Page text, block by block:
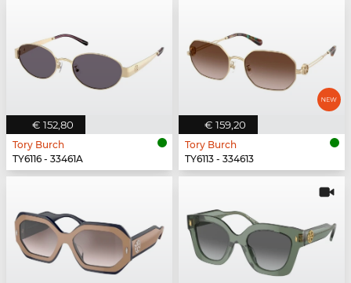
€ 152,80
Tory Burch
TY6116 - 33461A
€ 159,20
Tory Burch
TY6113 - 334613